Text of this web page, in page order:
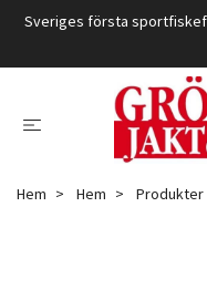
Sveriges första
Hem Hem Produkter